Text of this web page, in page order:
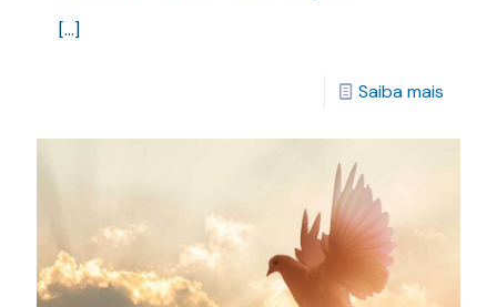
[…]
Saiba mais